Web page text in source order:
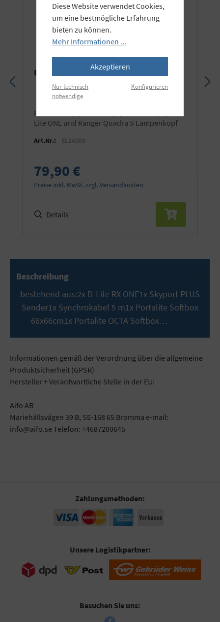
Elinchrom Ersatz-Blitzröhre steckbar
für D-Lite 2/4, D-Lite it 2/4, D-Lite RX 2/4, D-
Lite ONE und Ranger Quadra S Lampenkopf
Art.Nr.: EL24009
79,90 €
Preise inkl. MwSt. zzgl. Versandkosten
Details
Beschreibung
bestehend aus:2x D-Lite RX ONE1x Skyport PLUS
Sender1x Synchrokabel 5 m1x Portalite Softbox
66x66cm1x Portalite OCTA Softbox…
Informationen gemäß der Verordnung über die allgemeine
Produktsicherheit (GPSR)
Hersteller + Verantwortliche Stelle in der EU:
Aifo AB
Mariehällsvägen 39 B, SE-168 65 Bromma e-mail:
info@aifo.se Telefon: +4687200645
Zahlungsmethoden:
Unsere Logistikpartner:
Besuchen Sie uns:
Diese Website verwendet Cookies,
um eine bestmögliche Erfahrung
bieten zu können.
Mehr Informationen ...
Akzeptieren
Nur technisch
notwendige
Konfigurieren